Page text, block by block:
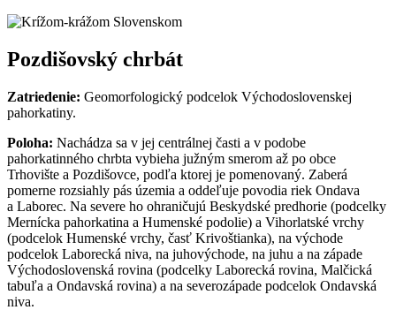
Pozdišovský chrbát
Zatriedenie: Geomorfologický podcelok Východoslovenskej
pahorkatiny.
Poloha: Nachádza sa v jej centrálnej časti a v podobe
pahorkatinného chrbta vybieha južným smerom až po obce
Trhovište a Pozdišovce, podľa ktorej je pomenovaný. Zaberá
pomerne rozsiahly pás územia a oddeľuje povodia riek Ondava
a Laborec. Na severe ho ohraničujú Beskydské predhorie (podcelky
Mernícka pahorkatina a Humenské podolie) a Vihorlatské vrchy
(podcelok Humenské vrchy, časť Krivoštianka), na východe
podcelok Laborecká niva, na juhovýchode, na juhu a na západe
Východoslovenská rovina (podcelky Laborecká rovina, Malčická
tabuľa a Ondavská rovina) a na severozápade podcelok Ondavská
niva.